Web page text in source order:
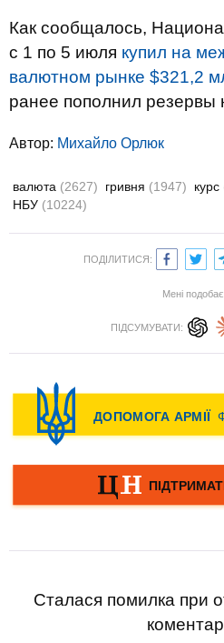
Как сообщалось,
с 1 по 5 июля купил на
валютном рынке $321,2
ранее пополнил резервы
Автор: Михайло Орлюк
валюта (2627) гривня (1947) курс
НБУ (10224)
ПОДІЛИТИСЯ:
Мені
ПІДСУМУВАТИ:
Сталася помилка при